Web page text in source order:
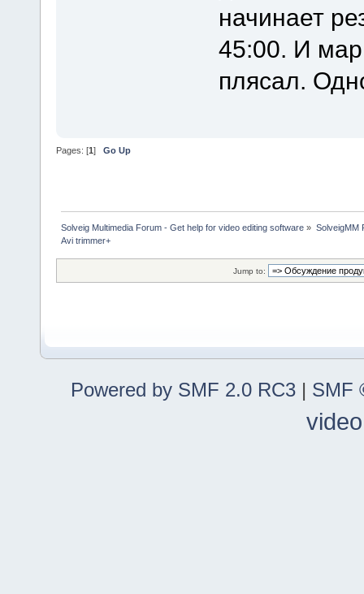
начинает
45:00. И
плясал.
Pages: [1] Go Up
Solveig Multimedia Forum - Get help for video editing software » SolveigMM
Avi trimmer+
Jump to:
Powered by SMF 2.0 RC3 | SMF